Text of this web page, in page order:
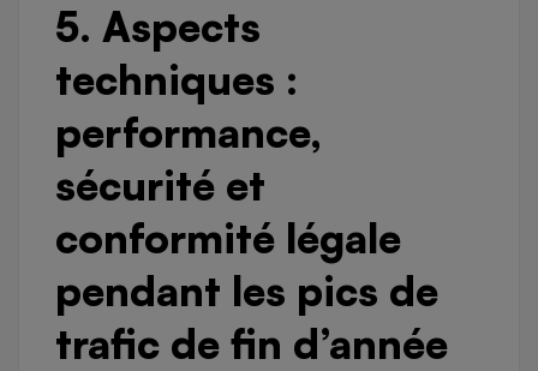
5. Aspects
techniques :
performance,
sécurité et
conformité légale
pendant les pics de
trafic de fin d’année